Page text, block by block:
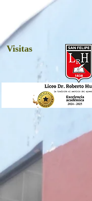
Visitas